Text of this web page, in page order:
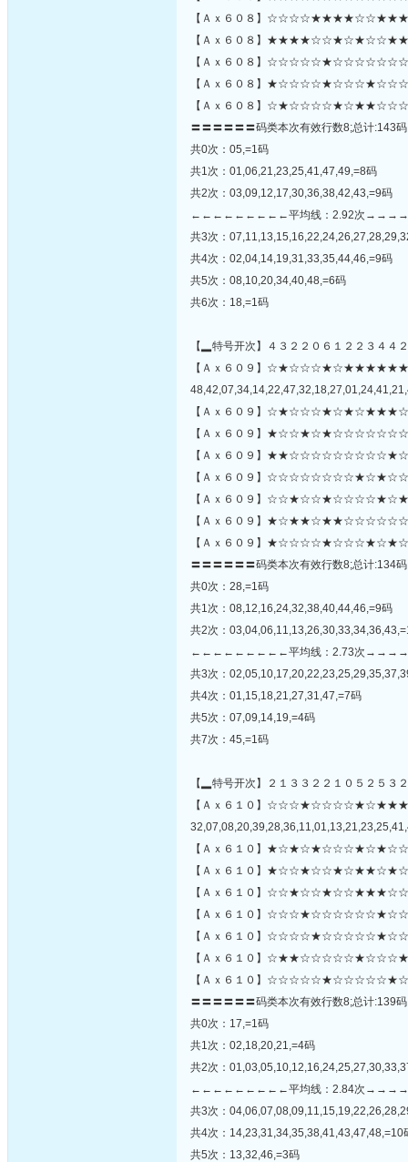
【Ａｘ６０８】
【Ａｘ６０８】
【Ａｘ６０８】
【Ａｘ６０８】
【Ａｘ６０８】
〓〓〓〓〓〓码类本次有效行数8;总计:143
共0次：05,=1码
共1次：01,06,21,23,25,41,47,49,=8码
共2次：03,09,12,17,30,36,38,42,43,=9码
←←←←←←←←←平均线：2.92次
共3次：
共4次：02,04,14,19,31,33,35,44,46,=9码
共5次：08,10,20,34,40,48,=6码
共6次：18,=1码
【▂特号开次】４３２２０６１２２３４４
【Ａｘ６０９】
【Ａｘ６０９】
【Ａｘ６０９】
【Ａｘ６０９】
【Ａｘ６０９】
【Ａｘ６０９】
【Ａｘ６０９】
【Ａｘ６０９】
〓〓〓〓〓〓码类本次有效行数8;总计:134
共0次：28,=1码
共1次：08,12,16,24,32,38,40,44,46,=9码
共2次：
←←←←←←←←←平均线：2.73次
共3次：
共4次：01,15,18,21,27,31,47,=7码
共5次：07,09,14,19,=4码
共7次：45,=1码
【▂特号开次】２１３３２２１０５２５３
【Ａｘ６１０】
【Ａｘ６１０】
【Ａｘ６１０】
【Ａｘ６１０】
【Ａｘ６１０】
【Ａｘ６１０】
【Ａｘ６１０】
【Ａｘ６１０】
〓〓〓〓〓〓码类本次有效行数8;总计:139
共0次：17,=1码
共1次：02,18,20,21,=4码
共2次：
←←←←←←←←←平均线：2.84次
共3次：
共4次：14,23,31,34,35,38,41,43,47,48,=10
共5次：13,32,46,=3码